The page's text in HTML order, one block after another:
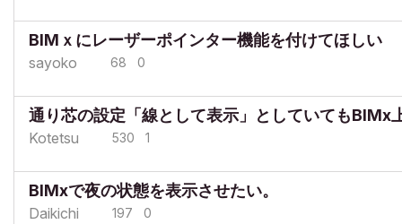
BIMｘにレーザーポインター機能を付けてほしい
sayoko 68 0
通り芯の設定「線として表示」としていてもBIMx
Kotetsu 530 1
BIMxで夜の状態を表示させたい。
Daikichi 197 0